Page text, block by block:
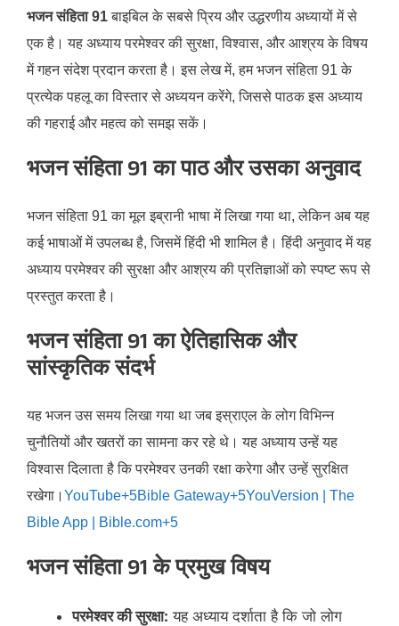
भजन संहिता 91बाइबिल के सबसे प्रिय और उद्धरणीय अध्यायों में से
एक है। यह अध्याय परमेश्वर की सुरक्षा, विश्वास, और आश्रय के विषय
में गहन संदेश प्रदान करता है। इस लेख में, हम भजन संहिता 91 के
प्रत्येक पहलू का विस्तार से अध्ययन करेंगे, जिससे पाठक इस अध्याय
की गहराई और महत्व को समझ सकें।​
भजन संहिता 91 का पाठ और उसका अनुवाद
भजन संहिता 91 का मूल इब्रानी भाषा में लिखा गया था, लेकिन अब यह
कई भाषाओं में उपलब्ध है, जिसमें हिंदी भी शामिल है। हिंदी अनुवाद में यह
अध्याय परमेश्वर की सुरक्षा और आश्रय की प्रतिज्ञाओं को स्पष्ट रूप से
प्रस्तुत करता है।​
भजन संहिता 91 का ऐतिहासिक और
सांस्कृतिक संदर्भ
यह भजन उस समय लिखा गया था जब इस्राएल के लोग विभिन्न
चुनौतियों और खतरों का सामना कर रहे थे। यह अध्याय उन्हें यह
विश्वास दिलाता है कि परमेश्वर उनकी रक्षा करेगा और उन्हें सुरक्षित
रखेगा।​ YouTube+5Bible Gateway+5YouVersion | The
Bible App | Bible.com+5
भजन संहिता 91 के प्रमुख विषय
परमेश्वर की सुरक्षा: यह अध्याय दर्शाता है कि जो लोग